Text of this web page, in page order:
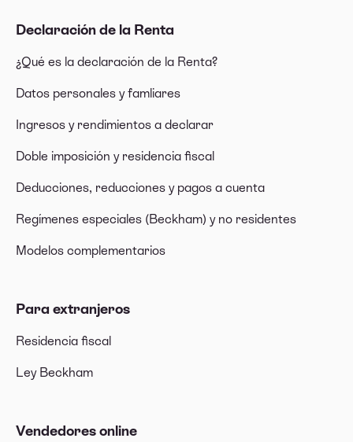
Declaración de la Renta
¿Qué es la declaración de la Renta?
Datos personales y famliares
Ingresos y rendimientos a declarar
Doble imposición y residencia fiscal
Deducciones, reducciones y pagos a cuenta
Regímenes especiales (Beckham) y no residentes
Modelos complementarios
Para extranjeros
Residencia fiscal
Ley Beckham
Vendedores online